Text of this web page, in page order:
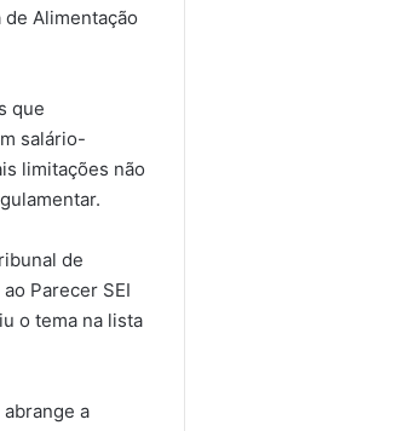
Alimentação
que
salário-
limitações não
de
Parecer SEI
o tema na lista
a